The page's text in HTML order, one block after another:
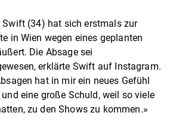
Swift (34) hat sich erstmals zur
in Wien wegen eines geplanten
Die Absage sei
erklärte Swift auf Instagram.
hat in mir ein neues Gefühl
eine große Schuld, weil so viele
zu den Shows zu kommen.»